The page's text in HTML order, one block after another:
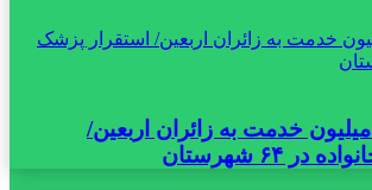
بیش از ۱.۷ میلیون خدمت به زائران اربعین/ استقرار پزشک
ارائه بیش از ۱.۷ میلیون خدمت به زائران اربعین/
۶۴ شهرستان